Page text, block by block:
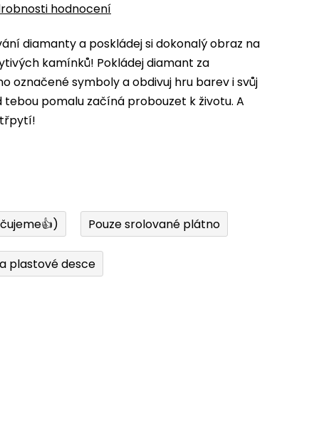
hodnocení
diamanty a poskládej si dokonalý obraz na
kamínků! Pokládej diamant za
označené symboly a obdivuj hru barev i svůj
pomalu začíná probouzet k životu. A
Pouze srolované plátno
plastové desce